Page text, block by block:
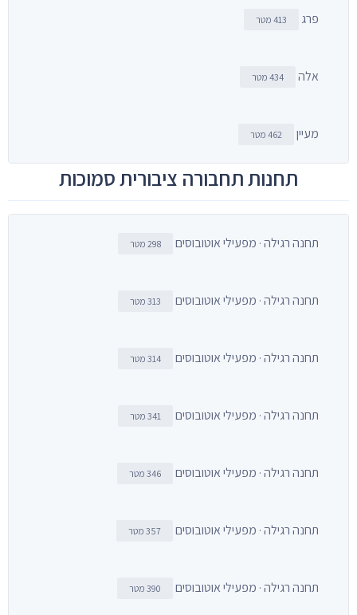
פרג 413 מטר
אלה 434 מטר
מעיין 462 מטר
תחנות תחבורה ציבורית סמוכות
תחנה רגילה · מפעילי אוטובוסים 298 מטר
תחנה רגילה · מפעילי אוטובוסים 313 מטר
תחנה רגילה · מפעילי אוטובוסים 314 מטר
תחנה רגילה · מפעילי אוטובוסים 341 מטר
תחנה רגילה · מפעילי אוטובוסים 346 מטר
תחנה רגילה · מפעילי אוטובוסים 357 מטר
תחנה רגילה · מפעילי אוטובוסים 390 מטר